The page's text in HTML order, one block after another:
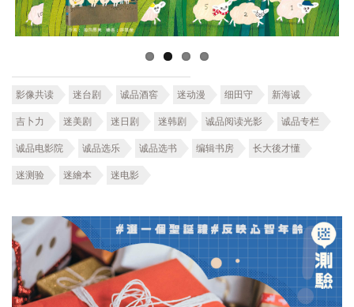
影像共读 迷台剧 诚品酒窖 迷动漫 细田守 新海诚
吉卜力 迷美剧 迷日剧 迷韩剧 诚品阅读光影 诚品专栏
诚品电影院 诚品选乐 诚品选书 编辑书房 长大後才懂
迷测验 迷繪本 迷电影